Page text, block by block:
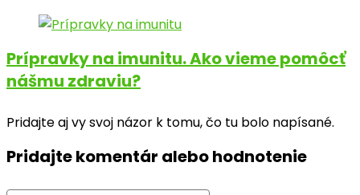
Prípravky na imunitu. Ako vieme pomôcť
nášmu zdraviu?
Pridajte aj vy svoj názor k tomu, čo tu bolo napísané.
Pridajte komentár alebo hodnotenie